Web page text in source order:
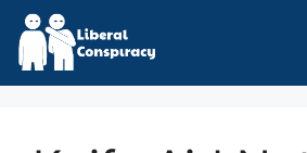
Skip
content